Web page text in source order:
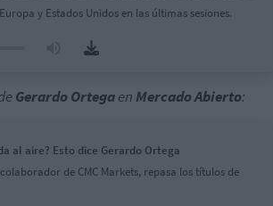
y Estados Unidos en las últimas sesiones.
Gerardo Ortegaen Mercado Abierto:
al aire? Esto dice Gerardo Ortega
de CMC Markets, repasa los títulos de